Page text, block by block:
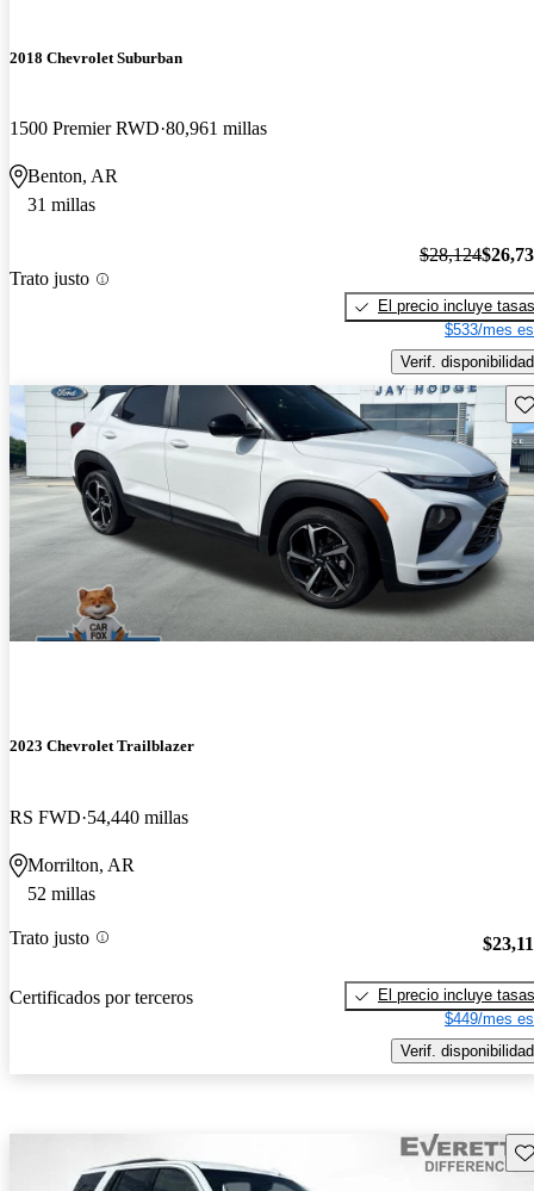
2018 Chevrolet Suburban
1500 Premier RWD 80,961 millas
Benton, AR
31 millas
Trato justo
$28,124
El precio incluye tasas
$533/mes
Verif. disponibilidad
2023 Chevrolet Trailblazer
RS FWD 54,440 millas
Morrilton, AR
52 millas
Trato justo
Certificados por terceros
El precio incluye tasas
$449/mes
Verif. disponibilidad